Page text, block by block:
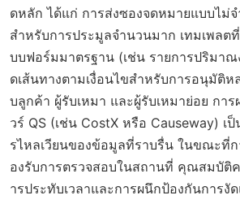
ดหลัก ได้แก่ การส่งซองจดหมายแบบไม่
สำหรับการประมูลจำนวนมาก เทมเพลต
บบฟอร์มมาตรฐาน (เช่น รายการปริมา
ดเส้นทางตามเงื่อนไขสำหรับการอนุมัติห
บลูกค้า ผู้รับเหมา และผู้รับเหมาย่อย กา
วร์ QS (เช่น CostX หรือ Causeway) เ
รไหลเวียนของข้อมูลที่ราบรื่น ในขณะที่ก
องรับการตรวจสอบในสถานที่ คุณสมบัติ
ารประทับเวลาและการผนึกป้องกันการงั